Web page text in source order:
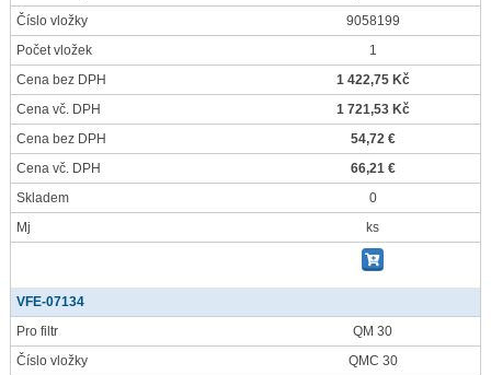
Číslo vložky
9058199
Počet vložek
1
Cena bez DPH
1 422,75 Kč
Cena vč. DPH
1 721,53 Kč
Cena bez DPH
54,72 €
Cena vč. DPH
66,21 €
Skladem
0
Mj
ks
VFE-07134
Pro filtr
QM 30
Číslo vložky
QMC 30